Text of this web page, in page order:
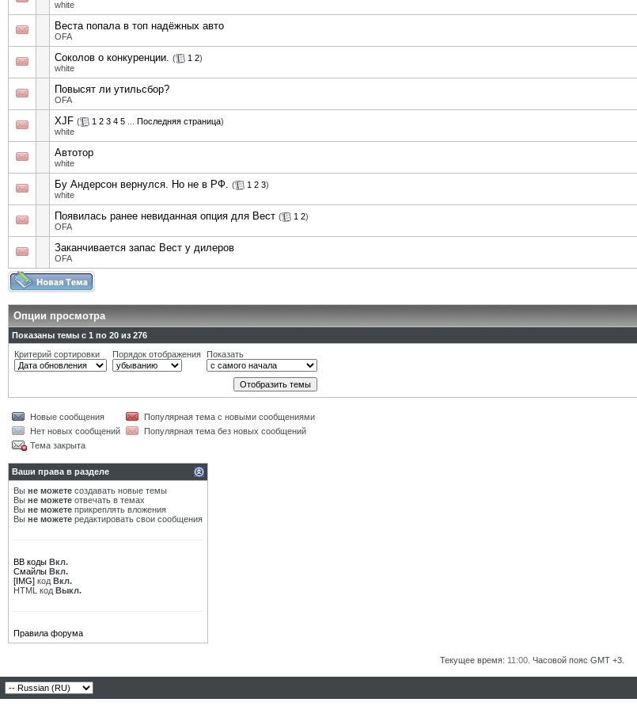
white
Веста попала в топ надёжных авто
OFA
Соколов о конкуренции. ( 1 2)
white
Повысят ли утильсбор?
OFA
XJF ( 1 2 3 4 5 Последняя страница)
white
Автотор
white
Бу Андерсон вернулся. Но не в РФ. ( 1 2 3)
white
Появилась ранее невиданная опция для Вест ( 1 2)
OFA
Заканчивается запас Вест у дилеров
OFA
Опции просмотра
Показаны темы с 1 по 20 из 276
Критерий сортировки
Порядок отображения Показать
Новые сообщения
Популярная тема с новыми сообщениями
Нет новых сообщений
Популярная тема без новых сообщений
Тема закрыта
Ваши права в разделе
Вы не можете создавать новые темы
Вы не можете отвечать в темах
Вы не можете прикреплять вложения
Вы не можете редактировать свои сообщения
BB коды Вкл.
Смайлы Вкл.
[IMG] код Вкл.
HTML код Выкл.
Правила форума
Текущее время: 11:00. Часовой пояс GMT +3.